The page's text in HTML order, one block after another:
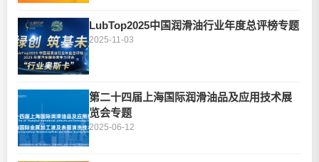
LubTop2025中国润滑油行业年度总评榜专题
2025-11-03
第二十四届上海国际润滑油品及应用技术展
览会专题
2025-06-12